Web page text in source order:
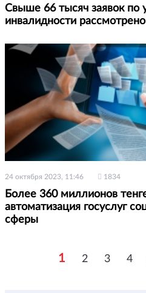
Свыше 66 тысяч заявок по
инвалидности
24 октября 2023, 11:46 1834
Более 360 миллионов
автоматизация госуслуг
сферы
1 2 3 4